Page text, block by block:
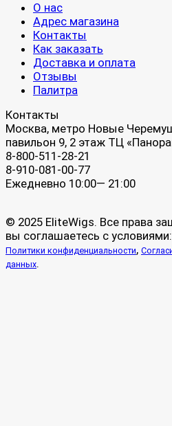
О нас
Адрес магазина
Контакты
Как заказать
Доставка и оплата
Отзывы
Палитра
Контакты
Москва, метро Новые
павильон 9, 2 этаж ТЦ
8-800-511-28-21
8-910-081-00-77
Ежедневно 10:00— 21:00
© 2025 EliteWigs. Все права
вы соглашаетесь с условиями:
Политики конфиденциальности,
данных.